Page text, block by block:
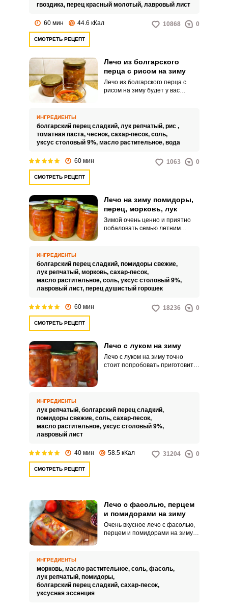
гвоздика, перец красный молотый, лавровый лист
60 мин 44.6 кКал 10868 0
СМОТРЕТЬ РЕЦЕПТ
Лечо из болгарского
перца с рисом на зиму
Лечо из болгарского перца с
рисом на зиму будет у вас
без стерилизации.
ИНГРЕДИЕНТЫ
болгарский перец сладкий, лук репчатый, рис ,
томатная паста, чеснок, сахар-песок, соль,
уксус столовый 9%, масло растительное, вода
60 мин 1063 0
СМОТРЕТЬ РЕЦЕПТ
Лечо на зиму помидоры,
перец, морковь, лук
Зимой очень ценно и приятно
побаловать семью летним
любое мясное блюдо своей
сочностью и насыщенным
вкусом.
ИНГРЕДИЕНТЫ
болгарский перец сладкий, помидоры свежие,
лук репчатый, морковь, сахар-песок,
масло растительное, соль, уксус столовый 9%,
лавровый лист, перец душистый горошек
60 мин 18236 0
СМОТРЕТЬ РЕЦЕПТ
Лечо с луком на зиму
Лечо с луком на зиму точно
стоит попробовать приготовить!
добавлением репчатого лука –
что может быть лучше!
Количество растительного
масла вы можете регулировать
смело добавляйте половину
потрясающий вкус.
ИНГРЕДИЕНТЫ
лук репчатый, болгарский перец сладкий,
помидоры свежие, соль, сахар-песок,
масло растительное, уксус столовый 9%,
лавровый лист
40 мин 58.5 кКал 31204 0
СМОТРЕТЬ РЕЦЕПТ
Лечо с фасолью, перцем
и помидорами на зиму
Очень вкусное лечо с фасолью,
перцем и помидорами на зиму –
Это настоящая палочка-
выручалочка для хозяек, лечо
вкусное, питательное и отлично
хранится долгое время в
ИНГРЕДИЕНТЫ
морковь, масло растительное, соль, фасоль,
лук репчатый, помидоры,
болгарский перец сладкий, сахар-песок,
уксусная эссенция